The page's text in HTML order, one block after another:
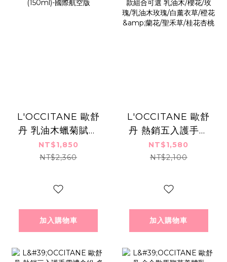
L'OCCITANE 歐舒
丹 乳油木蠟菊賦活
護手霜(150ml)-國
際航空版
NT$1,850
NT$2,360
加入購物車
L'OCCITANE 歐舒
丹 熱銷五入護手霜
禮盒組-多款組合可
選 乳油木/櫻花/玫
衣草/橙花&蘭花/聖
NT$1,580
NT$2,100
加入購物車